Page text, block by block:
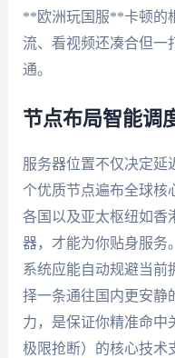
**欧洲玩国服**卡顿的
流、看视频还凑合但一
通。
节点布局智能调
服务器位置不仅决定延
个优质节点遍布全球核
各国以及亚太枢纽如香
器，才能为你贴身服务
系统应能自动规避当前
择一条通往国内更安静
力，是保证你精准命中
极限抢断）的核心技术